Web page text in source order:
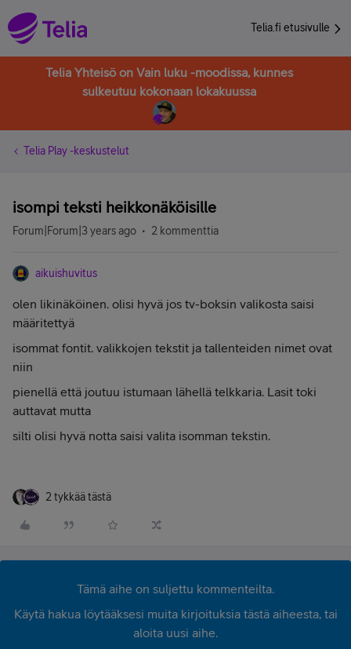
Telia.fi etusivulle
Telia Yhteisö on Vain luku -moodissa, kunnes
sulkeutuu kokonaan lokakuussa
Telia Play -keskustelut
isompi teksti heikkonäköisille
Forum|Forum|3 years ago 2 kommenttia
aikuishuvitus
olen likinäköinen. olisi hyvä jos tv-boksin valikosta saisi
määritettyä
isommat fontit. valikkojen tekstit ja tallenteiden nimet ovat
niin
pienellä että joutuu istumaan lähellä telkkaria. Lasit toki
auttavat mutta
silti olisi hyvä notta saisi valita isomman tekstin.
2 tykkää tästä
Tämä aihe on suljettu kommenteilta.
Käytä hakua löytääksesi muita kirjoituksia tästä aiheesta, tai
aloita uusi aihe.